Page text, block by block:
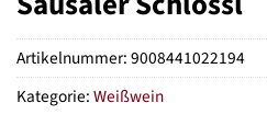
Artikelnummer:9008441022194
Kategorie:Weißwein